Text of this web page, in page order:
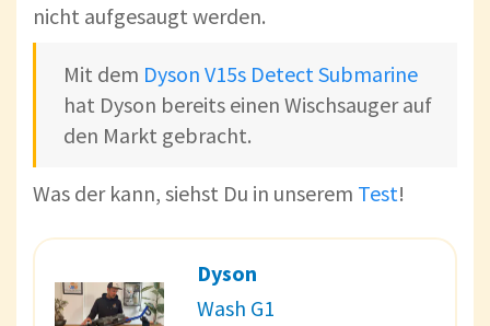
nicht aufgesaugt werden.
Mit dem Dyson V15s Detect Submarine
hat Dyson bereits einen Wischsauger auf
den Markt gebracht.
Was der kann, siehst Du in unserem Test!
Dyson
Wash G1